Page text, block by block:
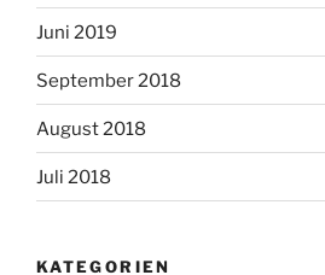
Juni 2019
September 2018
August 2018
Juli 2018
KATEGORIEN